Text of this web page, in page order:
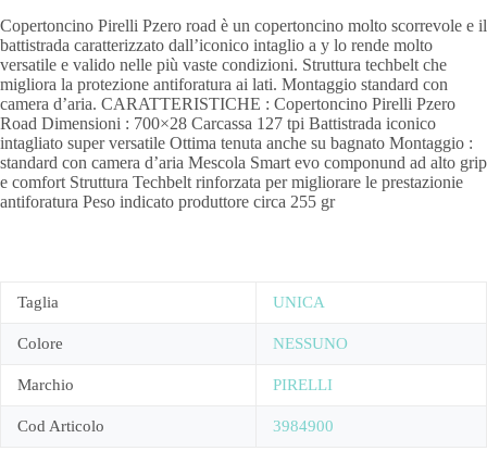
Copertoncino Pirelli Pzero road è un copertoncino molto scorrevole e il
battistrada caratterizzato dall’iconico intaglio a y lo rende molto
versatile e valido nelle più vaste condizioni. Struttura techbelt che
migliora la protezione antiforatura ai lati. Montaggio standard con
camera d’aria. CARATTERISTICHE : Copertoncino Pirelli Pzero
Road Dimensioni : 700×28 Carcassa 127 tpi Battistrada iconico
intagliato super versatile Ottima tenuta anche su bagnato Montaggio :
standard con camera d’aria Mescola Smart evo componund ad alto grip
e comfort Struttura Techbelt rinforzata per migliorare le prestazionie
antiforatura Peso indicato produttore circa 255 gr
Taglia UNICA
Colore NESSUNO
Marchio PIRELLI
Cod Articolo 3984900